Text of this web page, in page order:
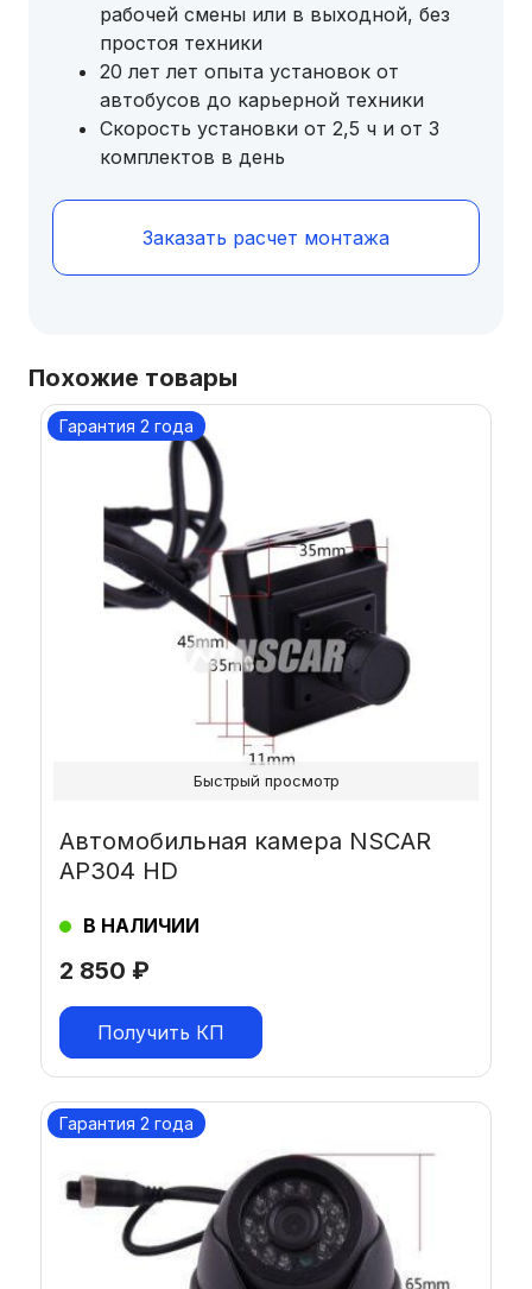
рабочей смены или в выходной, без
простоя техники
20 лет лет опыта установок от
автобусов до карьерной техники
Скорость установки от 2,5 ч и от 3
комплектов в день
Заказать расчет монтажа
Похожие товары
Гарантия 2 года
2 850 ₽
Автомобильная камера NSCAR
AP304 HD
В НАЛИЧИИ
Получить КП
Быстрый просмотр
Гарантия 2 года